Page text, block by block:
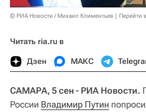
© РИА Новости / Михаил Климентьев Перейти
Читать ria.ru в
Дзен МАКС
САМАРА, 5 сен - РИА Новости.
России Владимир Путин